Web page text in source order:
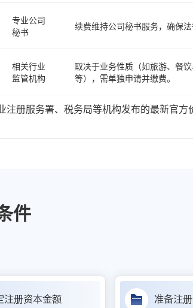
专业公司
秘书
续费维持公司秘书服务，确保法
相关行业
监管机构
取决于业务性质（如旅游、餐
等），需单独申请并缴费。
册服务署、税务局等机构发布的最新官方
件
注册资本金额 准备注